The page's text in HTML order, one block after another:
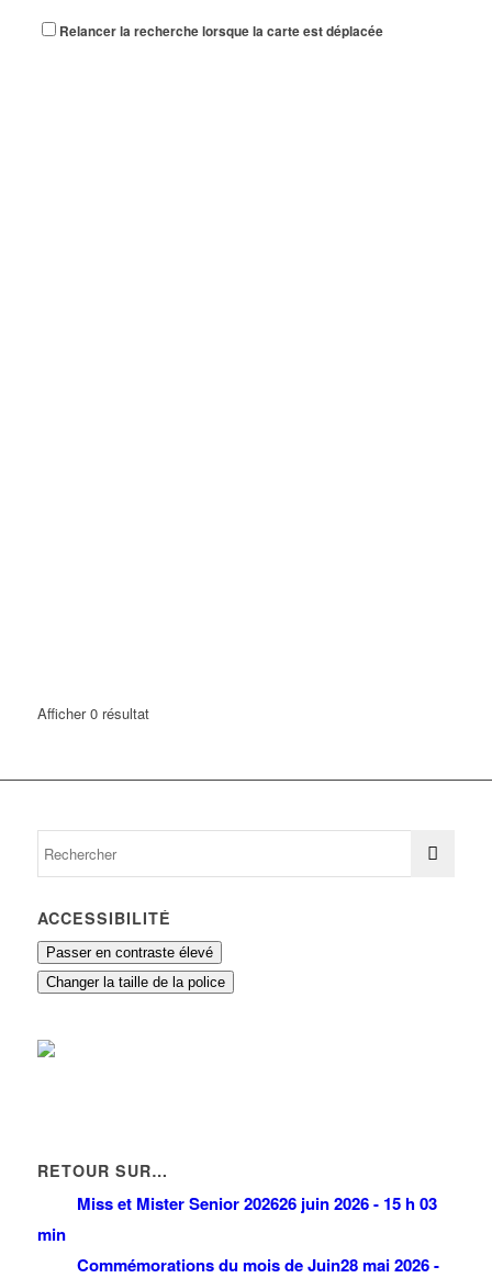
Relancer la recherche lorsque la carte est déplacée
Afficher 0 résultat
ACCESSIBILITÉ
Passer en contraste élevé
Changer la taille de la police
RETOUR SUR…
Miss et Mister Senior 202626 juin 2026 - 15 h 03
min
Commémorations du mois de Juin28 mai 2026 -